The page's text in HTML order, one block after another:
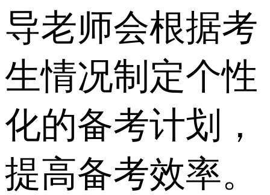
导老师会根据考
生情况制定个性
化的备考计划，
提高备考效率。